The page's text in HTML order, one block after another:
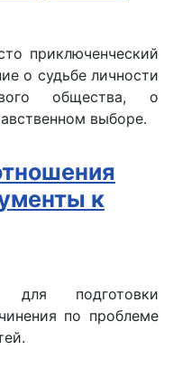
приключенческий
о судьбе личности
общества, о
выборе.
к
для подготовки
по проблеме